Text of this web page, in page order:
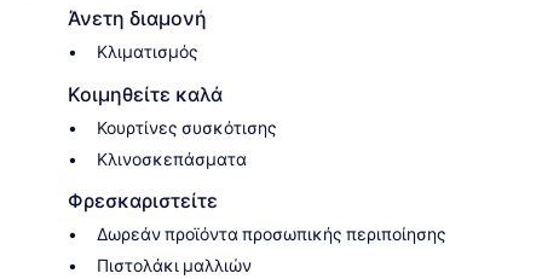
Άνετη διαμονή
Κλιματισμός
Κοιμηθείτε καλά
Κουρτίνες συσκότισης
Κλινοσκεπάσματα
Φρεσκαριστείτε
Δωρεάν προϊόντα προσωπικής περιποίησης
Πιστολάκι μαλλιών